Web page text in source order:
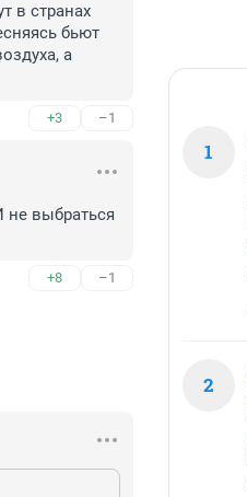
в странах
бьют
а
+3 –1
не выбраться
+8 –1
1
2